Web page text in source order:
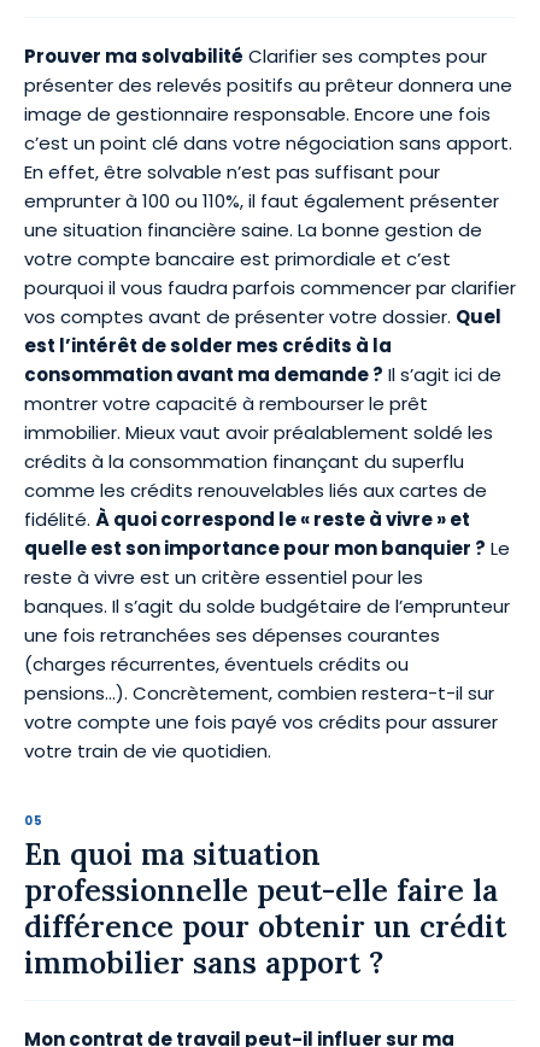
Prouver ma solvabilité Clarifier ses comptes pour
présenter des relevés positifs au prêteur donnera une
image de gestionnaire responsable. Encore une fois
c’est un point clé dans votre négociation sans apport.
En effet, être solvable n’est pas suffisant pour
emprunter à 100 ou 110%, il faut également présenter
une situation financière saine. La bonne gestion de
votre compte bancaire est primordiale et c’est
pourquoi il vous faudra parfois commencer par clarifier
vos comptes avant de présenter votre dossier. Quel
est l’intérêt de solder mes crédits à la
consommation avant ma demande ? Il s’agit ici de
montrer votre capacité à rembourser le prêt
immobilier. Mieux vaut avoir préalablement soldé les
crédits à la consommation finançant du superflu
comme les crédits renouvelables liés aux cartes de
fidélité. À quoi correspond le « reste à vivre » et
quelle est son importance pour mon banquier ? Le
reste à vivre est un critère essentiel pour les
banques. Il s’agit du solde budgétaire de l’emprunteur
une fois retranchées ses dépenses courantes
(charges récurrentes, éventuels crédits ou
pensions…). Concrètement, combien restera-t-il sur
votre compte une fois payé vos crédits pour assurer
votre train de vie quotidien.
En quoi ma situation
professionnelle peut-elle faire la
différence pour obtenir un crédit
immobilier sans apport ?
Mon contrat de travail peut-il influer sur ma